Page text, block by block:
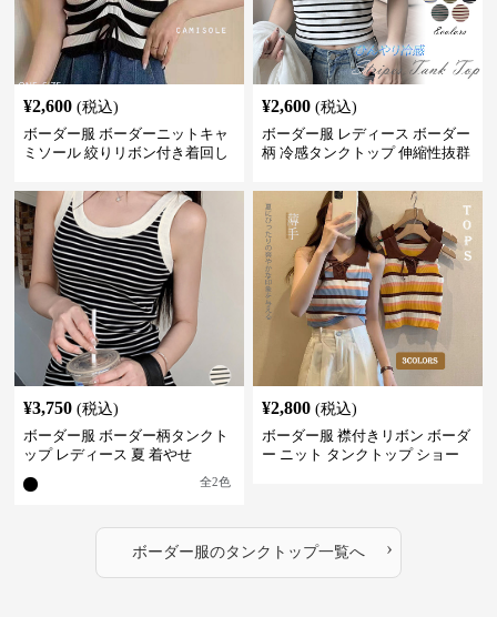
¥2,600 (税込)
ボーダー服 ボーダーニットキャ
ミソール 絞りリボン付き着回し
¥2,600 (税込)
ボーダー服 レディース ボーダー
柄 冷感タンクトップ 伸縮性抜群
¥3,750 (税込)
ボーダー服 ボーダー柄タンクト
ップ レディース 夏 着やせ
全2色
¥2,800 (税込)
ボーダー服 襟付きリボン ボーダ
ー ニット タンクトップ ショー
ボーダー服のタンクトップ一覧へ ›